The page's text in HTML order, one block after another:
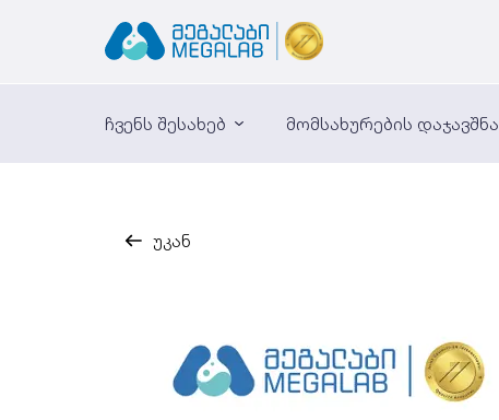
ჩვენს შესახებ მომსახურების დაჯავშნა
უკან